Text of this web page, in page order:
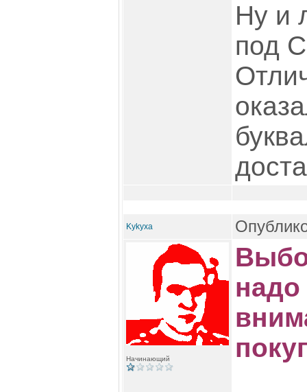
Ну и
под
Kykyxa
Начинающий
надо